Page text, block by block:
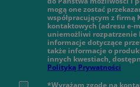
mogą one zostać
współpracującym z firmą
kontaktowych (adresu e-
uniemożliwi rozpatrzenie
informacje dotyczące
także informacje o
innych kwestiach,
Polityką Prywatności
*Wyrażam zgodę na